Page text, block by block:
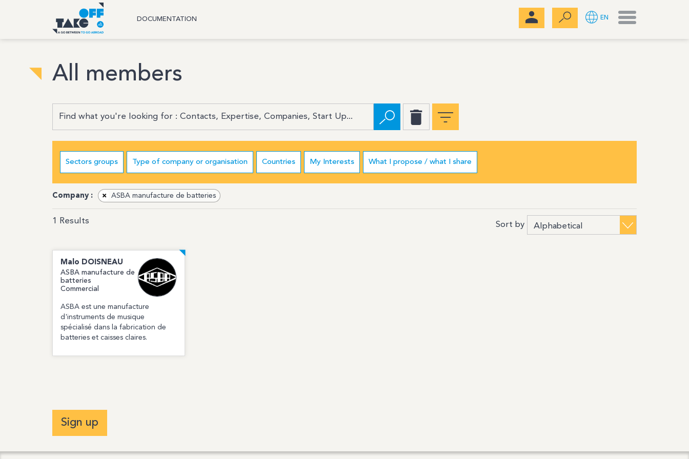
All members
Sectors groups Type of company or organisation Countries My Interests What I propose / what I share
Company : × ASBA manufacture de batteries
1 Results Sort by
Malo DOISNEAU
ASBA manufacture de
batteries
Commercial
ASBA est une manufacture
d'instruments de musique
spécialisé dans la fabrication de
batteries et caisses claires.
Sign up
DOCUMENTATION EN Menu